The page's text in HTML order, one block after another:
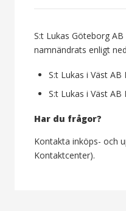
S:t Lukas Göteborg
namnändrats enligt
S:t Lukas i Väst AB
S:t Lukas i Väst AB
Har du frågor?
Kontakta inköps- och
Kontaktcenter).